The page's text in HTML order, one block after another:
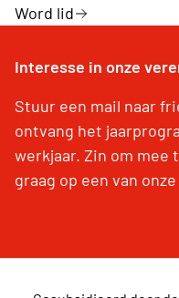
Word lid
Interesse in onze
Stuur een mail naar
ontvang het
werkjaar. Zin om mee
graag op een van